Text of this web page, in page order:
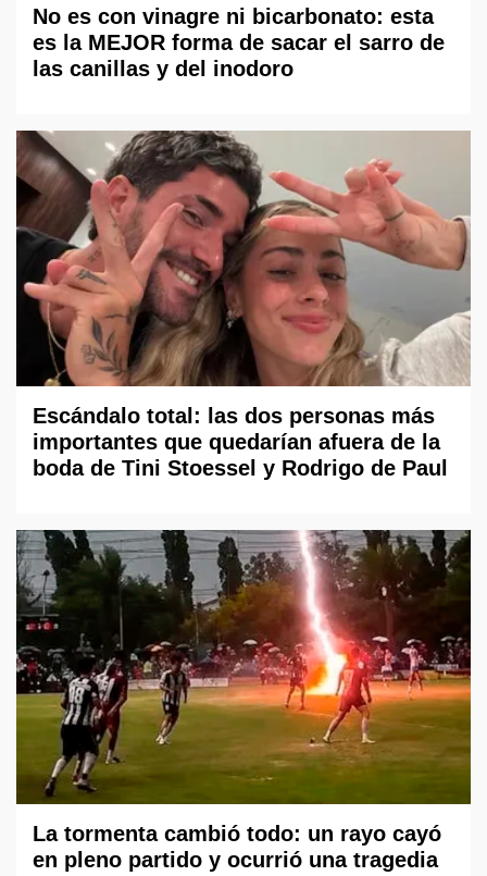
No es con vinagre ni bicarbonato: esta
es la MEJOR forma de sacar el sarro de
las canillas y del inodoro
Escándalo total: las dos personas más
importantes que quedarían afuera de la
boda de Tini Stoessel y Rodrigo de Paul
La tormenta cambió todo: un rayo cayó
en pleno partido y ocurrió una tragedia